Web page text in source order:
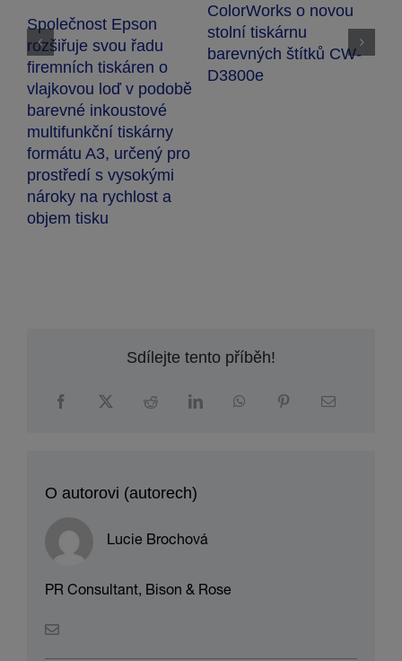
Společnost Epson
rozšiřuje svou řadu
firemních tiskáren o
vlajkovou loď v podobě
barevné inkoustové
multifunkční tiskárny
formátu A3, určený pro
prostředí s vysokými
nároky na rychlost a
objem tisku
ColorWorks o novou
stolní tiskárnu
barevných štítků CW-
D3800e
Sdílejte tento příběh!
O autorovi (autorech)
Lucie Brochová
PR Consultant, Bison & Rose